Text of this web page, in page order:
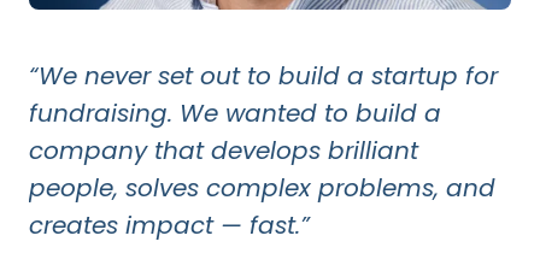
“We never set out to build a startup for
fundraising. We wanted to build a
company that develops brilliant
people, solves complex problems, and
creates impact — fast.”